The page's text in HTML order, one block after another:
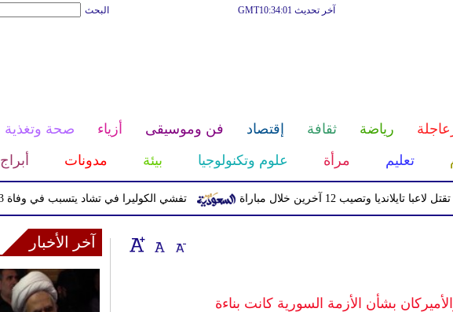
البحث آخر تحديث GMT10:34:01
رياضة ثقافة إقتصاد فن وموسيقى أزياء صحة وتغذية
تعليم مرأة علوم وتكنولوجيا بيئة مدونات أبراج
تفشي الكوليرا في تشاد يتسبب في وفاة 13 شخصا وتصيب 12 آخرين خلال مباراة
بشأن الأزمة السورية كانت بناءة
آخر الأخبار